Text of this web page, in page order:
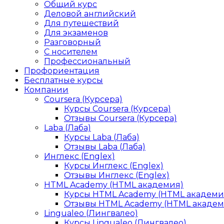
Общий курс
Деловой английский
Для путешествий
Для экзаменов
Разговорный
С носителем
Профессиональный
Профориентация
Бесплатные курсы
Компании
Coursera (Курсера)
Курсы Coursera (Курсера)
Отзывы Coursera (Курсера)
Laba (Лаба)
Курсы Laba (Лаба)
Отзывы Laba (Лаба)
Инглекс (Englex)
Курсы Инглекс (Englex)
Отзывы Инглекс (Englex)
HTML Academy (HTML академия)
Курсы HTML Academy (HTML
Отзывы HTML Academy (HTML
Lingualeo (Лингвалео)